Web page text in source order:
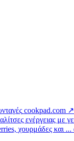
cookpad.com ↗
ενέργειας με
χουρμάδες και ...